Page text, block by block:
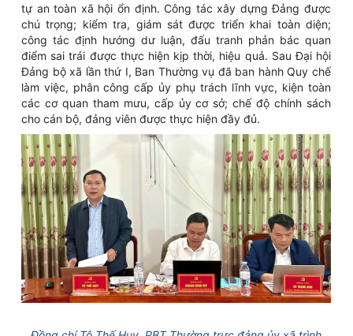
tự an toàn xã hội ổn định. Công tác xây dựng Đảng được
chú trọng; kiểm tra, giám sát được triển khai toàn diện;
công tác định hướng dư luận, đấu tranh phản bác quan
điểm sai trái được thực hiện kịp thời, hiệu quả. Sau Đại hội
Đảng bộ xã lần thứ I, Ban Thường vụ đã ban hành Quy chế
làm việc, phân công cấp ủy phụ trách lĩnh vực, kiện toàn
các cơ quan tham mưu, cấp ủy cơ sở; chế độ chính sách
cho cán bộ, đảng viên được thực hiện đầy đủ.